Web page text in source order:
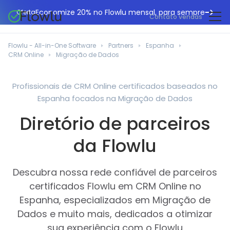
OfertaEconomize 20% no Flowlu mensal, para sempre
Contato vendas
Gestão de projetos
Faturação online
Ferramentas de colaboração
Gestão financeira
Projetos ágeis
Base de conhecimento
Agências de marketing
Departamentos de TI
Consultores de negócios
Profissionais jurídicos
Instituições educacionais
Empresas de fabrico
Pequenos negócios
Planeadores de eventos
Central de ajuda
Blogue Flowlu
Estudos de caso
Casos de utilização
Ferramentas gratuitas
Português
Flowlu - All-in-One Software Partners
Espanha
CRM Online
Migração de Dados
Profissionais de CRM Online certificados baseados no
Espanha focados na Migração de Dados
Diretório de parceiros
da Flowlu
Descubra nossa rede confiável de parceiros
certificados Flowlu em CRM Online no
Espanha, especializados em Migração de
Dados e muito mais, dedicados a otimizar